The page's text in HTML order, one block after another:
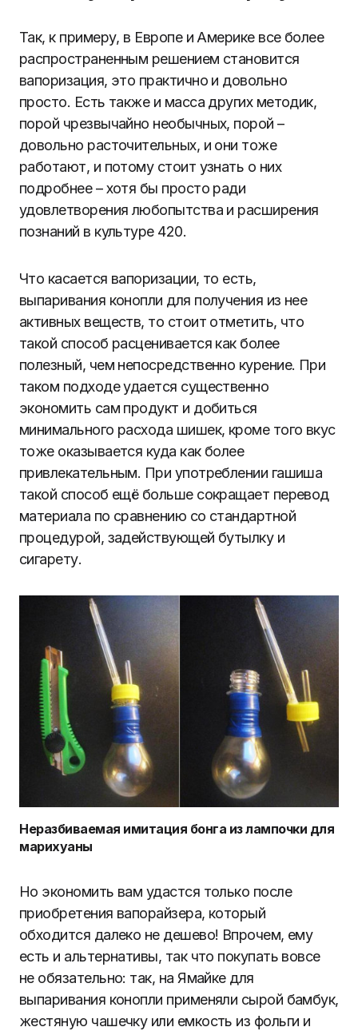
Так, к примеру, в Европе и Америке все более
распространенным решением становится
вапоризация, это практично и довольно
просто. Есть также и масса других методик,
порой чрезвычайно необычных, порой –
довольно расточительных, и они тоже
работают, и потому стоит узнать о них
подробнее – хотя бы просто ради
удовлетворения любопытства и расширения
познаний в культуре 420.
Что касается вапоризации, то есть,
выпаривания конопли для получения из нее
активных веществ, то стоит отметить, что
такой способ расценивается как более
полезный, чем непосредственно курение. При
таком подходе удается существенно
экономить сам продукт и добиться
минимального расхода шишек, кроме того вкус
тоже оказывается куда как более
привлекательным. При употреблении гашиша
такой способ ещё больше сокращает перевод
материала по сравнению со стандартной
процедурой, задействующей бутылку и
сигарету.
Неразбиваемая имитация бонга из лампочки для
марихуаны
Но экономить вам удастся только после
приобретения вапорайзера, который
обходится далеко не дешево! Впрочем, ему
есть и альтернативы, так что покупать вовсе
не обязательно: так, на Ямайке для
выпаривания конопли применяли сырой бамбук,
жестяную чашечку или емкость из фольги и